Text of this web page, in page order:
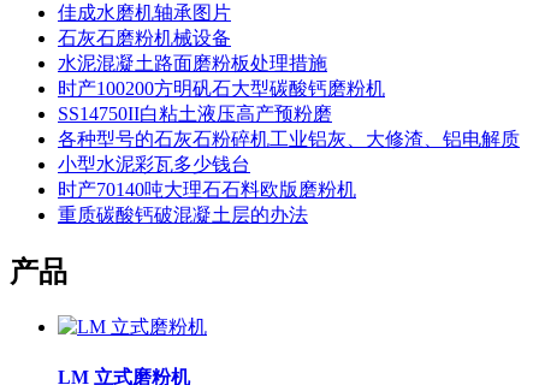
佳成水磨机轴承图片
石灰石磨粉机械设备
水泥混凝土路面磨粉板处理措施
时产100200方明矾石大型碳酸钙磨粉机
SS14750II白粘土液压高产预粉磨
各种型号的石灰石粉碎机工业铝灰、大修渣、铝电解质
小型水泥彩瓦多少钱台
时产70140吨大理石石料欧版磨粉机
重质碳酸钙破混凝土层的办法
产品
LM 立式磨粉机